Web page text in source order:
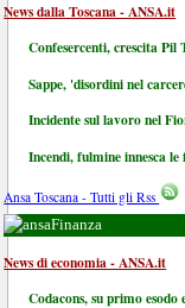
News dalla Toscana - ANSA.it
Confesercenti, crescita Pil
Sappe, 'disordini nel
Incidente sul lavoro nel
Incendi, fulmine innesca le
Ansa Toscana - Tutti gli Rss
Finanza
News di economia - ANSA.it
Codacons, su primo